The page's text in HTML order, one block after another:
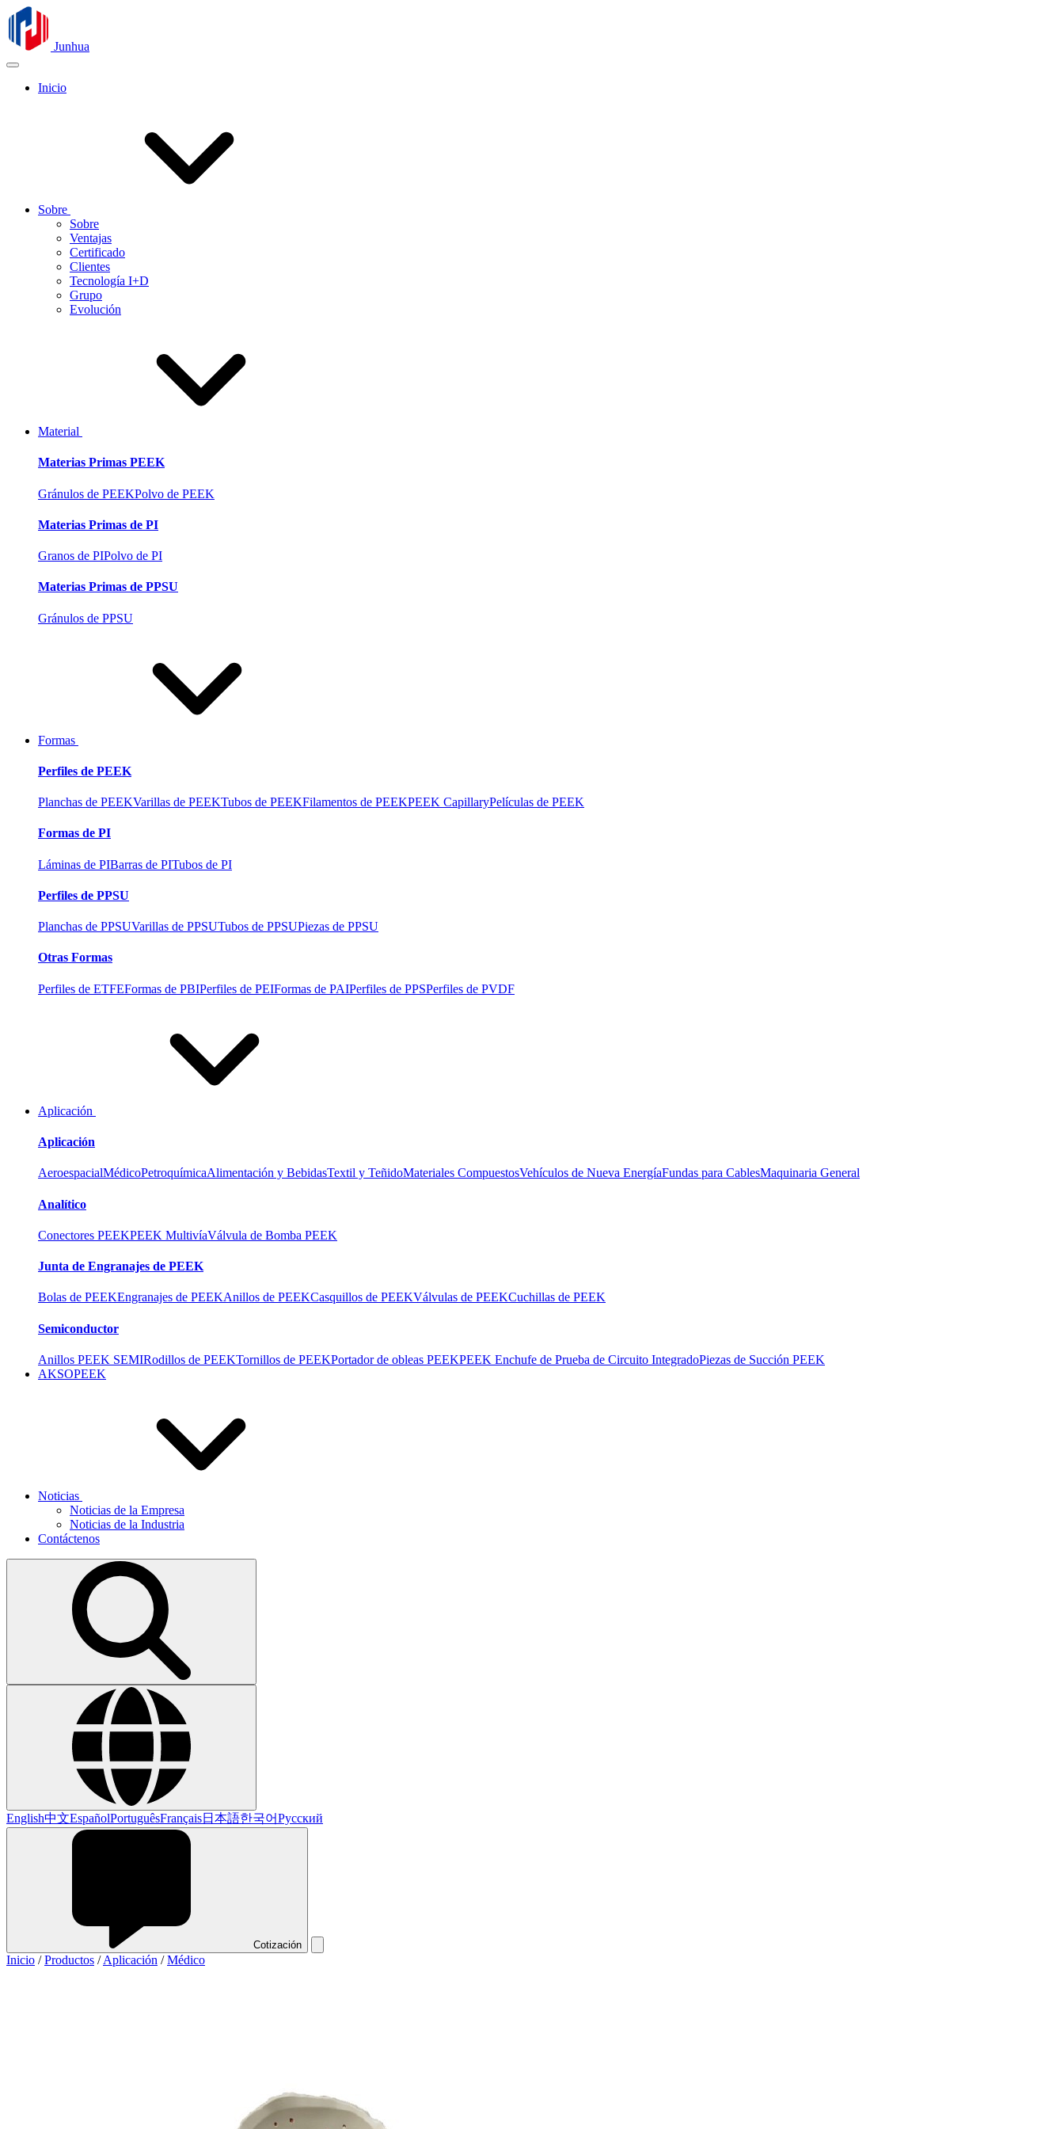
Junhua
Inicio
Sobre
Sobre
Ventajas
Certificado
Clientes
Tecnología I+D
Grupo
Evolución
Material
Materias Primas PEEK
Gránulos de PEEKPolvo de PEEK
Materias Primas de PI
Granos de PIPolvo de PI
Materias Primas de PPSU
Gránulos de PPSU
Formas
Perfiles de PEEK
Planchas de PEEKVarillas de PEEKTubos de PEEKFilamentos de PEEKPEEK CapillaryPelículas de PEEK
Formas de PI
Láminas de PIBarras de PITubos de PI
Perfiles de PPSU
Planchas de PPSUVarillas de PPSUTubos de PPSUPiezas de PPSU
Otras Formas
Perfiles de ETFEFormas de PBIPerfiles de PEIFormas de PAIPerfiles de PPSPerfiles de PVDF
Aplicación
Aplicación
AeroespacialMédicoPetroquímicaAlimentación y BebidasTextil y TeñidoMateriales CompuestosVehículos de Nueva EnergíaFundas para CablesMaquinaria General
Analítico
Conectores PEEKPEEK MultivíaVálvula de Bomba PEEK
Junta de Engranajes de PEEK
Bolas de PEEKEngranajes de PEEKAnillos de PEEKCasquillos de PEEKVálvulas de PEEKCuchillas de PEEK
Semiconductor
Anillos PEEK SEMIRodillos de PEEKTornillos de PEEKPortador de obleas PEEKPEEK Enchufe de Prueba de Circuito IntegradoPiezas de Succión PEEK
AKSOPEEK
Noticias
Noticias de la Empresa
Noticias de la Industria
Contáctenos
English中文EspañolPortuguêsFrançais日本語한국어Русский
Cotización
Inicio /Productos /Aplicación /Médico